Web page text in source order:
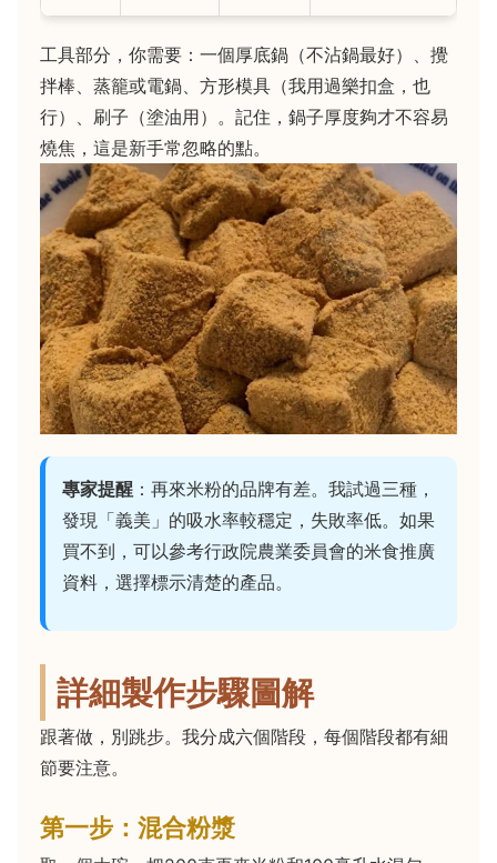
工具部分，你需要：一個厚底鍋（不沾鍋最好）、攪
拌棒、蒸籠或電鍋、方形模具（我用過樂扣盒，也
行）、刷子（塗油用）。記住，鍋子厚度夠才不容易
燒焦，這是新手常忽略的點。
專家提醒 ：再來米粉的品牌有差。我試過三種，
發現「義美」的吸水率較穩定，失敗率低。如果
買不到，可以參考行政院農業委員會的米食推廣
資料，選擇標示清楚的產品。
詳細製作步驟圖解
跟著做，別跳步。我分成六個階段，每個階段都有細
節要注意。
第一步：混合粉漿